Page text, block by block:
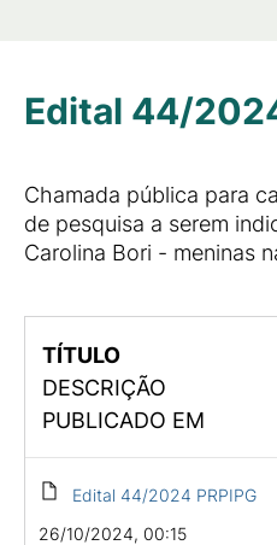
Edital 44/
Chamada pública para
de pesquisa a serem
Carolina Bori - meninas
TÍTULO
DESCRIÇÃO
PUBLICADO EM
Edital 44/2024 PRPIPG
26/10/2024, 00:15